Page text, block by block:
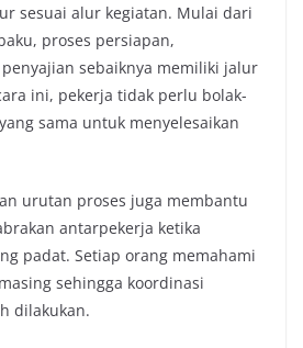
sesuai alur kegiatan. Mulai dari
proses persiapan,
sebaiknya memiliki jalur
ini, pekerja tidak perlu bolak-
sama untuk menyelesaikan
urutan proses juga membantu
antarpekerja ketika
padat. Setiap orang memahami
sehingga koordinasi
dilakukan.